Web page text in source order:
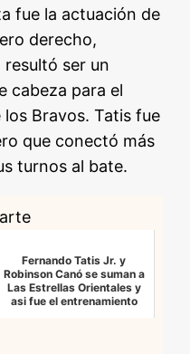
fue la actuación de
derecho,
resultó ser un
cabeza para el
Bravos. Tatis fue
que conectó más
turnos al bate.
Fernando Tatis Jr. y
Robinson Canó se suman a
Las Estrellas Orientales y
asi fue el entrenamiento